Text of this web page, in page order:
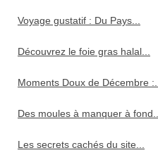
Voyage gustatif : Du Pays...
Découvrez le foie gras halal...
Moments Doux de Décembre :...
Des moules à manquer à fond...
Les secrets cachés du site...